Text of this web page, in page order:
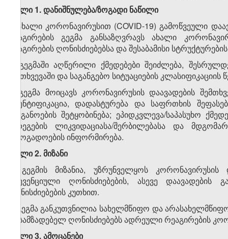
მუხლი 1. დანიშნულება/ზოგადი ნაწილი
1. ახალი კორონავირუსით (COVID-19) გამოწვეული
რეაგირების გეგმა განსაზღვრავს ახალი
რეაგირების ღონისძიებებსა და შესაბამისი
2. გეგმაში აღწერილი ქმედებები შეიძლება,
შემთხვევაში და საგანგებო სიტუაციების კლასიფიკაციის
3. გეგმა მოიცავს კორონავირუსის დაავადების
იდენტიფიკაცია, დადასტურება და საფრთხის
ორგანოების შეტყობინება; ეპიდკვლევა/საპასუხო
შედეგების ლიკვიდაციასა/შერბილებასა და
საზოგადოების ინფორმირება.
მუხლი 2. მიზანი
1. გეგმის მიზანია, უზრუნველყოს
პრევენციული ღონისძიებების, ასევე დაავადების
ღონისძიებების კუთხით.
2. გეგმა განკუთვნილია სახელმწიფო და
მოსამზადებელ ღონისძიებებს ადრეული რეაგირების
მუხლი 3. ამოცანები